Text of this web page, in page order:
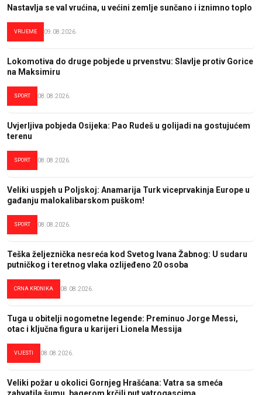
Nastavlja se val vrućina, u većini zemlje sunčano i iznimno toplo
VRIJEME 09.08.2026.
Lokomotiva do druge pobjede u prvenstvu: Slavlje protiv Gorice
na Maksimiru
SPORT 08.08.2026.
Uvjerljiva pobjeda Osijeka: Pao Rudeš u golijadi na gostujućem
terenu
SPORT 08.08.2026.
Veliki uspjeh u Poljskoj: Anamarija Turk viceprvakinja Europe u
gađanju malokalibarskom puškom!
SPORT 08.08.2026.
Teška željeznička nesreća kod Svetog Ivana Žabnog: U sudaru
putničkog i teretnog vlaka ozlijeđeno 20 osoba
CRNA KRONIKA 08.08.2026.
Tuga u obitelji nogometne legende: Preminuo Jorge Messi,
otac i ključna figura u karijeri Lionela Messija
VIJESTI 08.08.2026.
Veliki požar u okolici Gornjeg Hrašćana: Vatra sa smeća